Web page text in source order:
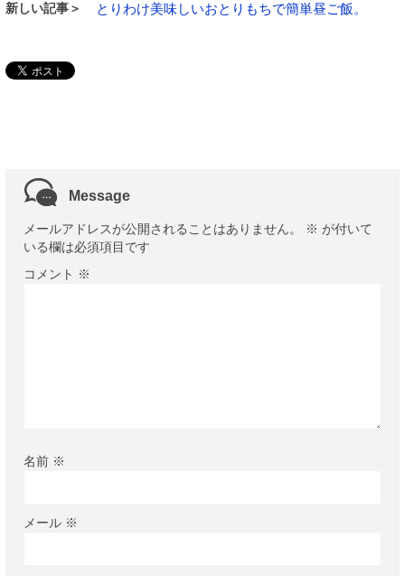
新しい記事＞ とりわけ美味しいおとりもちで簡単昼ご飯。
Message
メールアドレスが公開されることはありません。 ※ が付いて
いる欄は必須項目です
コメント ※
名前 ※
メール ※